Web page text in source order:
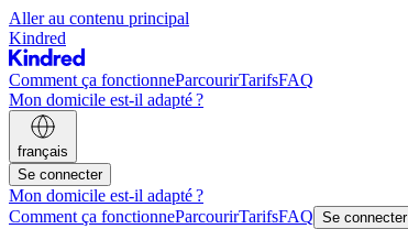
Aller au contenu principal
Kindred
Comment ça fonctionneParcourirTarifsFAQ
Mon domicile est-il adapté ?
français
Se connecter
Mon domicile est-il adapté ?
Comment ça fonctionneParcourirTarifsFAQ Se connecter